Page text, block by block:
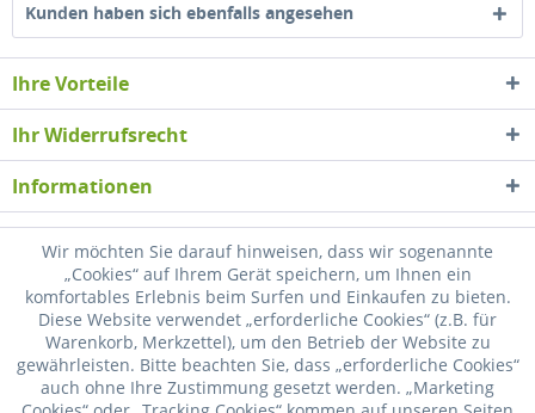
Kunden haben sich ebenfalls angesehen
Ihre Vorteile
Ihr Widerrufsrecht
Informationen
* Alle Preise inkl. gesetzl. Mehrwertsteuer zzgl.Versandkosten, wenn nicht
anders beschrieben
Widerrufsrecht Versandkosten Datenschutz
Zahlung
Wir möchten Sie darauf hinweisen, dass wir sogenannte
„Cookies“ auf Ihrem Gerät speichern, um Ihnen ein
komfortables Erlebnis beim Surfen und Einkaufen zu bieten.
Diese Website verwendet „erforderliche Cookies“ (z.B. für
Warenkorb, Merkzettel), um den Betrieb der Website zu
gewährleisten. Bitte beachten Sie, dass „erforderliche Cookies“
auch ohne Ihre Zustimmung gesetzt werden. „Marketing